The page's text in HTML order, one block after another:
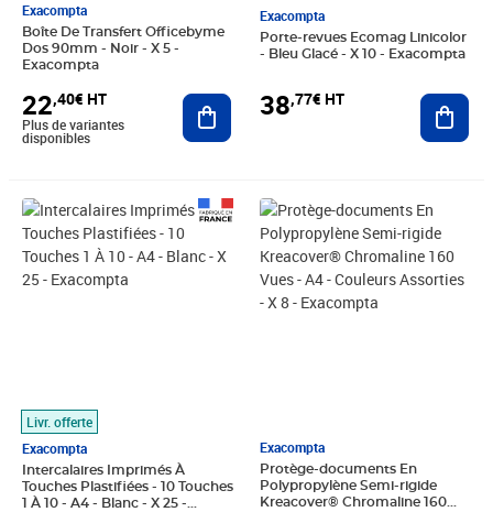
Exacompta
Boîte De Transfert Officebyme
Dos 90mm - Noir - X 5 -
Exacompta
22,40€ HT
Plus de variantes
disponibles
Ajouter au panier
Exacompta
Porte-revues Ecomag Linicolor
- Bleu Glacé - X 10 - Exacompta
38,77€ HT
Livr. offerte
Exacompta
Intercalaires Imprimés À
Touches Plastifiées - 10 Touches
1 À 10 - A4 - Blanc - X 25 -
Prix 8,33€ HT
Exacompta
Protège-documents En
Polypropylène Semi-rigide
Kreacover® Chromaline 160
Prix 82,94€ HT